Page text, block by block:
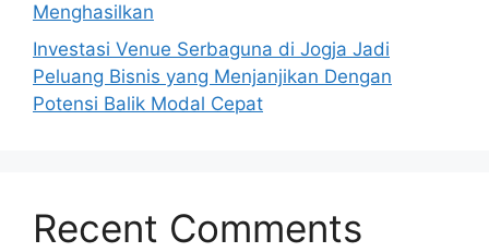
Menghasilkan
Investasi Venue Serbaguna di Jogja Jadi
Peluang Bisnis yang Menjanjikan Dengan
Potensi Balik Modal Cepat
Recent Comments